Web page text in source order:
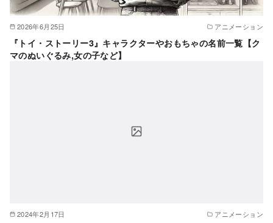
2026年6月25日 アニメーション
『トイ・ストーリー3』キャラクターやおもちゃの名前一覧【ク
マのぬいぐるみ,女の子など】
2024年2月17日 アニメーション